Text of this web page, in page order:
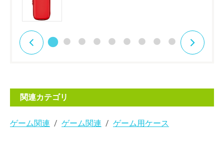
関連カテゴリ
ゲーム関連 ゲーム関連 ゲーム用ケース